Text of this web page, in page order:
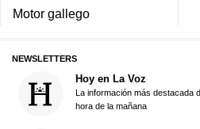
Motor gallego
NEWSLETTERS
Hoy en La Voz
La información más destacada
hora de la mañana